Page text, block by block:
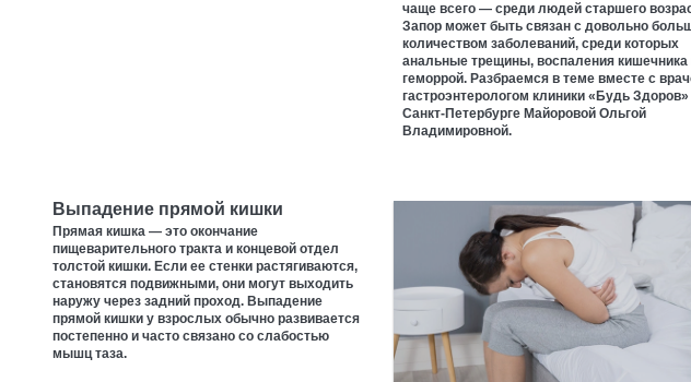
чаще всего — среди людей старшего
Запор может быть связан с довольно
количеством заболеваний, среди которых
анальные трещины, воспаления кишечника
геморрой. Разбраемся в теме вместе с
гастроэнтерологом клиники «Будь Здоров»
Санкт-Петербурге Майоровой Ольгой
Владимировной.
Выпадение прямой кишки
Прямая кишка — это окончание
пищеварительного тракта и концевой отдел
толстой кишки. Если ее стенки растягиваются,
становятся подвижными, они могут выходить
наружу через задний проход. Выпадение
прямой кишки у взрослых обычно развивается
постепенно и часто связано со слабостью
мышц таза.